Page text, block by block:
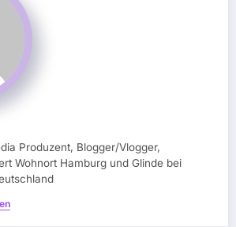
Produzent, Blogger/Vlogger,
Wohnort Hamburg und Glinde bei